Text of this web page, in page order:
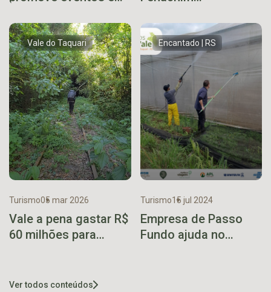
de divulgação da
maior festa de
Venâncio Aires
Vale do Taquari
Turismo05 mar 2026
Vale a pena gastar R$
60 milhões para
Encantado | RS
Turismo15 jul 2024
Empresa de Passo
Fundo ajuda no
Ver todos conteúdos